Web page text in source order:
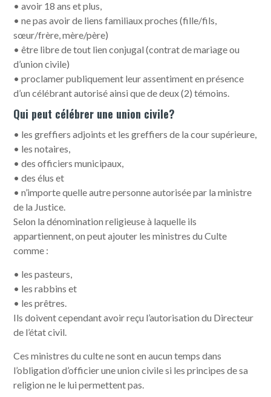
• avoir 18 ans et plus,
• ne pas avoir de liens familiaux proches (fille/fils,
sœur/frère, mère/père)
• être libre de tout lien conjugal (contrat de mariage ou
d’union civile)
• proclamer publiquement leur assentiment en présence
d’un célébrant autorisé ainsi que de deux (2) témoins.
Qui peut célébrer une union civile?
• les greffiers adjoints et les greffiers de la cour supérieure,
• les notaires,
• des officiers municipaux,
• des élus et
• n’importe quelle autre personne autorisée par la ministre
de la Justice.
Selon la dénomination religieuse à laquelle ils
appartiennent, on peut ajouter les ministres du Culte
comme :
• les pasteurs,
• les rabbins et
• les prêtres.
Ils doivent cependant avoir reçu l’autorisation du Directeur
de l’état civil.
Ces ministres du culte ne sont en aucun temps dans
l’obligation d’officier une union civile si les principes de sa
religion ne le lui permettent pas.